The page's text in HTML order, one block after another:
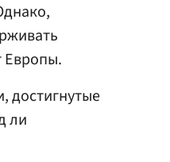
Европы.
достигнутые
ли